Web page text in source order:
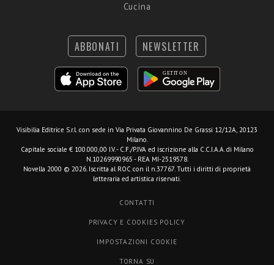
Cucina
ABBONATI NEWSLETTER
Visibilia Editrice S.r.l. con sede in Via Privata Giovannino De Grassi 12/12A, 20123
Milano.
Capitale sociale € 100.000,00 I.V. - C.F./P.IVA ed iscrizione alla C.C.I.A.A. di Milano
N.10269990965 - REA MI-2519578.
Novella 2000 © 2026. Iscritta al ROC con il n.37767. Tutti i diritti di proprietà
letteraria ed artistica riservati.
CONTATTI
PRIVACY E COOKIES POLICY
IMPOSTAZIONI COOKIE
TORNA SU